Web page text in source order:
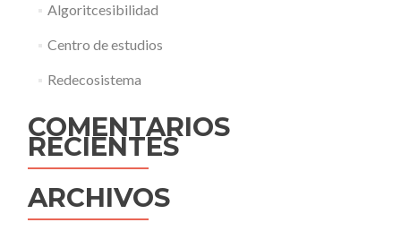
Algoritcesibilidad
Centro de estudios
Redecosistema
COMENTARIOS
RECIENTES
ARCHIVOS